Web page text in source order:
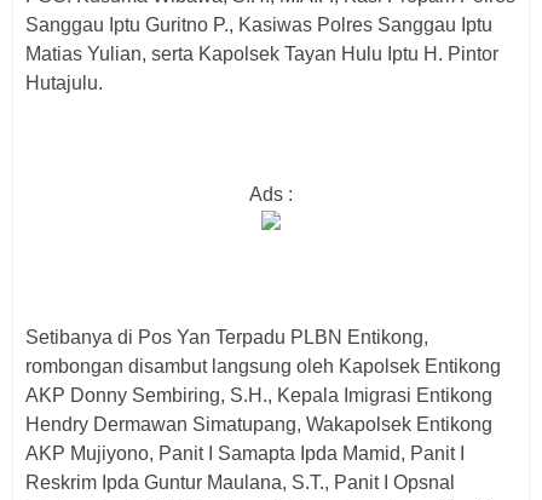
Sanggau Iptu Guritno P., Kasiwas Polres Sanggau Iptu
Matias Yulian, serta Kapolsek Tayan Hulu Iptu H. Pintor
Hutajulu.
Ads :
Setibanya di Pos Yan Terpadu PLBN Entikong,
rombongan disambut langsung oleh Kapolsek Entikong
AKP Donny Sembiring, S.H., Kepala Imigrasi Entikong
Hendry Dermawan Simatupang, Wakapolsek Entikong
AKP Mujiyono, Panit I Samapta Ipda Mamid, Panit I
Reskrim Ipda Guntur Maulana, S.T., Panit I Opsnal